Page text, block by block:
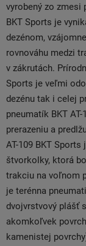
vyrobený zo zmesi
BKT Sports je
dezénom,
rovnováhu medzi
v zákrutách.
Sports je veľmi
dezénu tak i celej
pneumatík BKT
prerazeniu a
AT-109 BKT
štvorkolky, ktorá
trakciu na voľnom
je terénna
dvojvrstvový plášť
akomkoľvek
kamenistej